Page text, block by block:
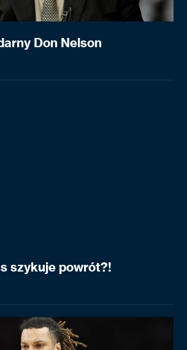
Don Nelson
szykuje powrót?!